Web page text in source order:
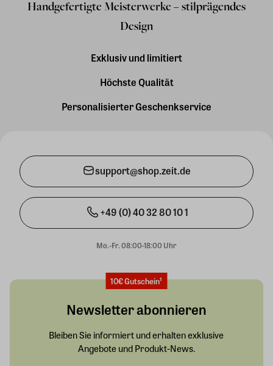
Handgefertigte Meisterwerke – stilprägendes
Design
Exklusiv und limitiert
Höchste Qualität
Personalisierter Geschenkservice
support@shop.zeit.de
+49 (0) 40 32 80 10 1
Mo.-Fr. 08:00-18:00 Uhr
10€ Gutschein¹
Newsletter abonnieren
Bleiben Sie informiert und erhalten exklusive
Angebote und Produkt-News.